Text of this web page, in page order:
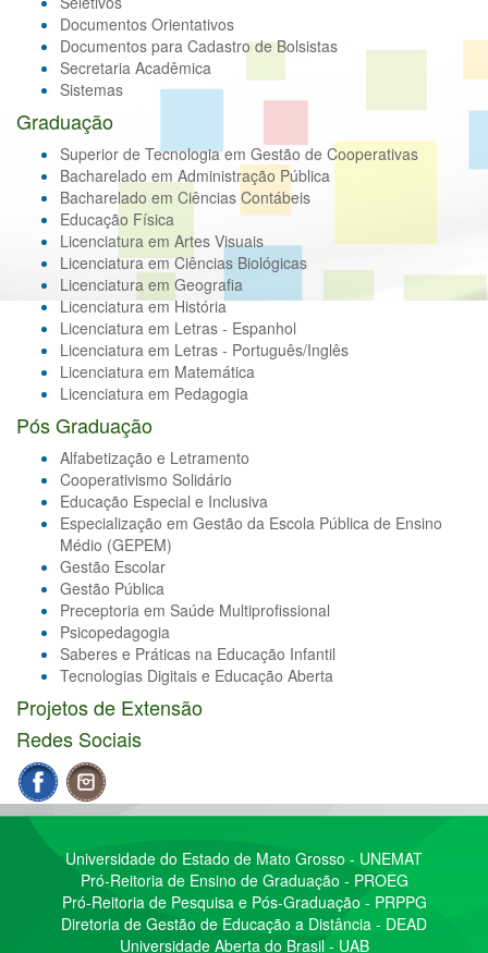
Documentos Orientativos
Documentos para Cadastro de Bolsistas
Secretaria Acadêmica
Sistemas
Graduação
Superior de Tecnologia em Gestão de Cooperativas
Bacharelado em Administração Pública
Bacharelado em Ciências Contábeis
Educação Física
Licenciatura em Artes Visuais
Licenciatura em Ciências Biológicas
Licenciatura em Geografia
Licenciatura em História
Licenciatura em Letras - Espanhol
Licenciatura em Letras - Português/Inglês
Licenciatura em Matemática
Licenciatura em Pedagogia
Pós Graduação
Alfabetização e Letramento
Cooperativismo Solidário
Educação Especial e Inclusiva
Especialização em Gestão da Escola Pública de Ensino
Médio (GEPEM)
Gestão Escolar
Gestão Pública
Preceptoria em Saúde Multiprofissional
Psicopedagogia
Saberes e Práticas na Educação Infantil
Tecnologias Digitais e Educação Aberta
Projetos de Extensão
Redes Sociais
Universidade do Estado de Mato Grosso - UNEMAT
Pró-Reitoria de Ensino de Graduação - PROEG
Pró-Reitoria de Pesquisa e Pós-Graduação - PRPPG
Diretoria de Gestão de Educação a Distância - DEAD
Universidade Aberta do Brasil - UAB